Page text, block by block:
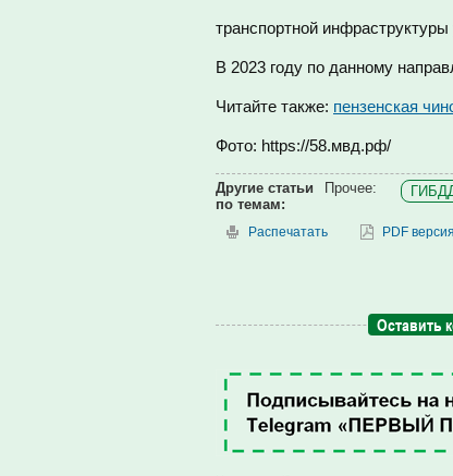
транспортной
В 2023 году по данному
Читайте также: пензенская
Фото: https://58.мвд.рф/
Другие статьи
по темам:
Прочее:
Распечатать PDF версия
Оставить